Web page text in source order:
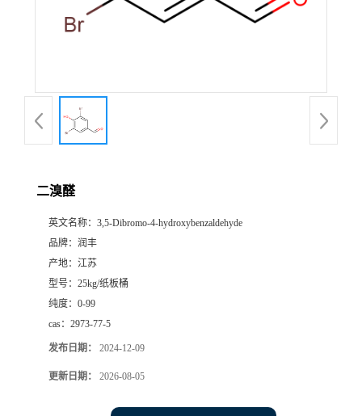
二溴醛
英文名称： 3,5-Dibromo-4-hydroxybenzaldehyde
品牌： 润丰
产地： 江苏
型号： 25kg/纸板桶
纯度： 0-99
cas： 2973-77-5
发布日期： 2024-12-09
更新日期： 2026-08-05